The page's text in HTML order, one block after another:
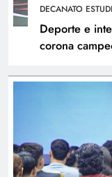
DECANATO
Deporte e
corona